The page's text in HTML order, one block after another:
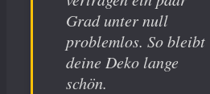
Grad unter null
problemlos. So bleibt
deine Deko lange
schön.